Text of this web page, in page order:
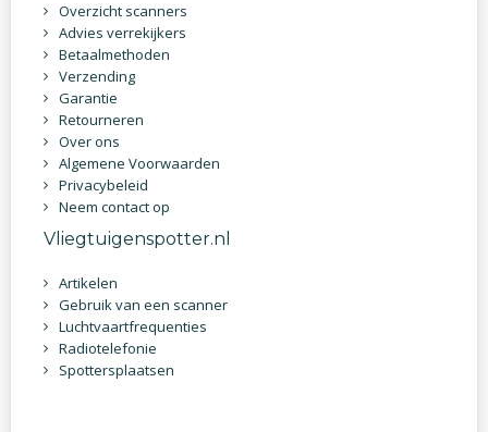
Overzicht scanners
Advies verrekijkers
Betaalmethoden
Verzending
Garantie
Retourneren
Over ons
Algemene Voorwaarden
Privacybeleid
Neem contact op
Vliegtuigenspotter.nl
Artikelen
Gebruik van een scanner
Luchtvaartfrequenties
Radiotelefonie
Spottersplaatsen